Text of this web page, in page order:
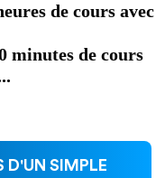
de cours avec
minutes de cours
D'UN SIMPLE